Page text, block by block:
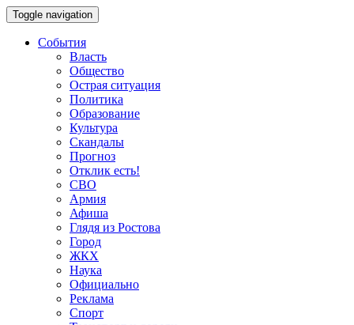
Toggle navigation
События
Власть
Общество
Острая ситуация
Политика
Образование
Культура
Скандалы
Прогноз
Отклик есть!
СВО
Армия
Афиша
Глядя из Ростова
Город
ЖКХ
Наука
Официально
Реклама
Спорт